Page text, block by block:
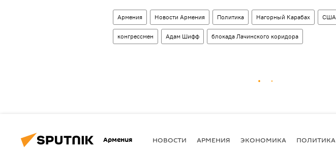
Армения Новости Армения Политика Нагорный Карабах США
конгрессмен Адам Шифф блокада Лачинского коридора
Армения НОВОСТИ АРМЕНИЯ ЭКОНОМИКА ПОЛИТИКА